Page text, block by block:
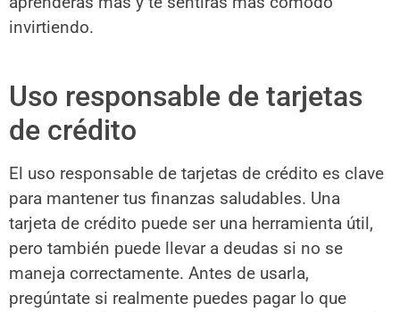
invirtiendo.
Uso responsable de tarjetas
de crédito
El uso responsable de tarjetas de crédito es clave
para mantener tus finanzas saludables. Una
tarjeta de crédito puede ser una herramienta útil,
pero también puede llevar a deudas si no se
maneja correctamente. Antes de usarla,
pregúntate si realmente puedes pagar lo que